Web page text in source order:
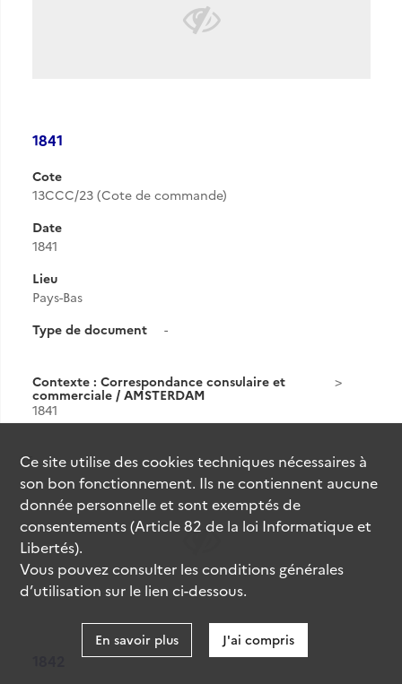
1841
Cote
13CCC/23 (Cote de commande)
Date
1841
Lieu
Pays-Bas
Type de document
-
Contexte : Correspondance consulaire et
commerciale / AMSTERDAM
1841
Résultat n°
25
Ce site utilise descookiestechniques nécessaires à
son bon fonctionnement. Ils ne contiennent aucune
donnée personnelle et sont exemptés de
consentements (Article 82 de la loi Informatique et
Libertés).
Vous pouvez consulter les conditions générales
d’utilisation sur le lien ci-dessous.
En savoir plus J'ai compris